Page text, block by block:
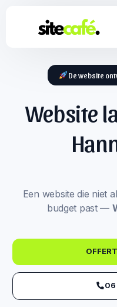
De website
Website
Een website die niet
budget past —
‪06